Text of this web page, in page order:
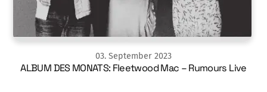
03. September 2023
ALBUM DES MONATS: Fleetwood Mac – Rumours Live